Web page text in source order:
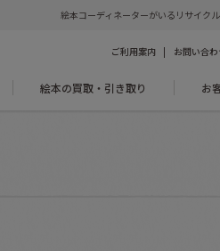
絵本コーディネーターがいるリサイク
ご利用案内 お問い合
絵本の買取・引き取り お